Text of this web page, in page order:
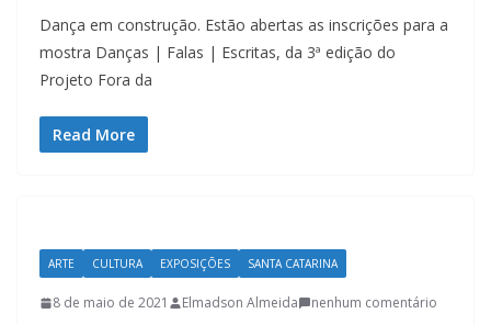
l
Dança em construção. Estão abertas as inscrições para a
mostra Danças | Falas | Escritas, da 3ª edição do
Projeto Fora da
Read More
ARTE CULTURA EXPOSIÇÕES SANTA CATARINA
8 de maio de 2021 Elmadson Almeida nenhum comentário